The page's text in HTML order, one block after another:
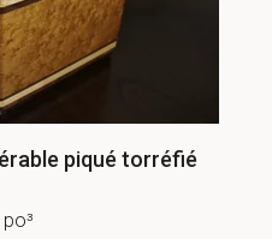
piqué torréfié